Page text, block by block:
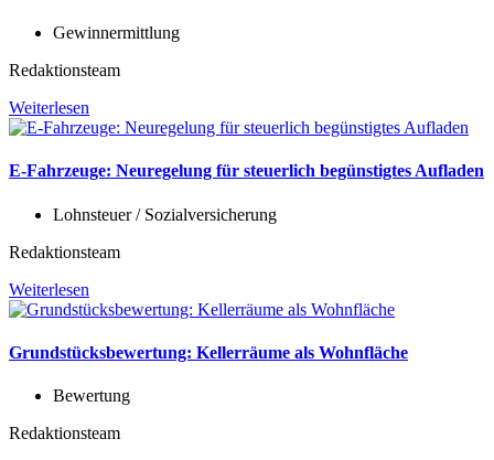
Gewinnermittlung
Redaktionsteam
Weiterlesen
E-Fahrzeuge: Neuregelung für steuerlich begünstigtes Aufladen
Lohnsteuer / Sozialversicherung
Redaktionsteam
Weiterlesen
Grundstücksbewertung: Kellerräume als Wohnfläche
Bewertung
Redaktionsteam